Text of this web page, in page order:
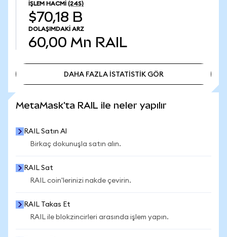
İŞLEM HACMI (24S)
$70,18 B
DOLAŞIMDAKI ARZ
60,00 Mn RAIL
DAHA FAZLA İSTATİSTİK GÖR
MetaMask'ta RAIL ile neler yapılır
RAIL Satın Al
Birkaç dokunuşla satın alın.
RAIL Sat
RAIL coin'lerinizi nakde çevirin.
RAIL Takas Et
RAIL ile blokzincirleri arasında işlem yapın.